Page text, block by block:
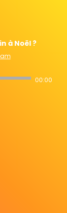
à Noël ?
00:00